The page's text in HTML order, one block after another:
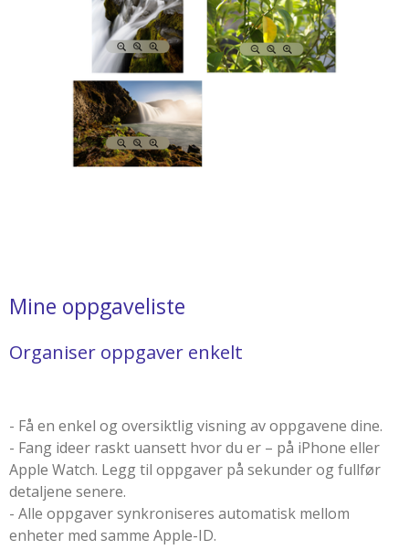
Mine oppgaveliste
Organiser oppgaver enkelt
- Få en enkel og oversiktlig visning av oppgavene dine.
- Fang ideer raskt uansett hvor du er – på iPhone eller
Apple Watch. Legg til oppgaver på sekunder og fullfør
detaljene senere.
- Alle oppgaver synkroniseres automatisk mellom
enheter med samme Apple-ID.